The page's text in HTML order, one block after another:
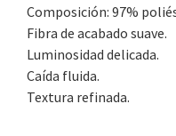
Composición: 97%
Fibra de acabado suave.
Luminosidad delicada.
Caída fluida.
Textura refinada.